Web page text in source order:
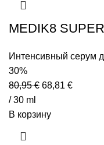
MEDIK8
Интенсивный серум
30%
80,95€ 68,81 €
/ 30 ml
В корзину